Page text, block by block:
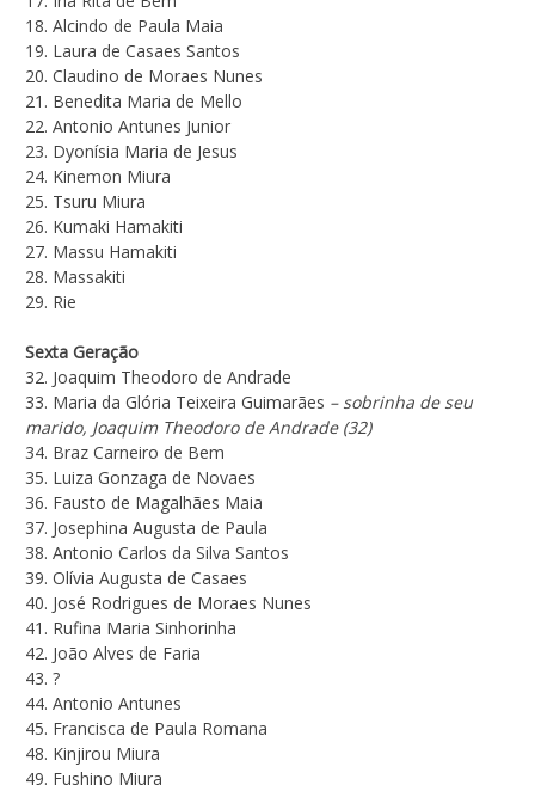
18. Alcindo de Paula Maia
19. Laura de Casaes Santos
20. Claudino de Moraes Nunes
21. Benedita Maria de Mello
22. Antonio Antunes Junior
23. Dyonísia Maria de Jesus
24. Kinemon Miura
25. Tsuru Miura
26. Kumaki Hamakiti
27. Massu Hamakiti
28. Massakiti
29. Rie
Sexta Geração
32. Joaquim Theodoro de Andrade
33. Maria da Glória Teixeira Guimarães – sobrinha de seu
marido, Joaquim Theodoro de Andrade (32)
34. Braz Carneiro de Bem
35. Luiza Gonzaga de Novaes
36. Fausto de Magalhães Maia
37. Josephina Augusta de Paula
38. Antonio Carlos da Silva Santos
39. Olívia Augusta de Casaes
40. José Rodrigues de Moraes Nunes
41. Rufina Maria Sinhorinha
42. João Alves de Faria
43. ?
44. Antonio Antunes
45. Francisca de Paula Romana
48. Kinjirou Miura
49. Fushino Miura